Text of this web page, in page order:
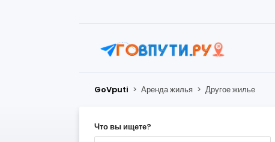
GoVputi > Аренда жилья > Другое жилье
Что вы ищете?